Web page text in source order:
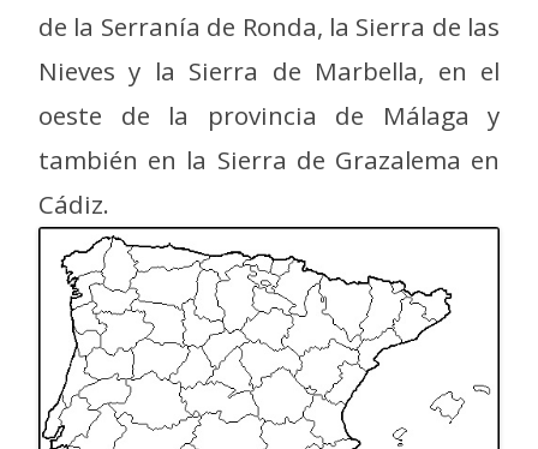
de la Serranía de Ronda, la Sierra de las
Nieves y la Sierra de Marbella, en el
oeste de la provincia de Málaga y
también en la Sierra de Grazalema en
Cádiz.